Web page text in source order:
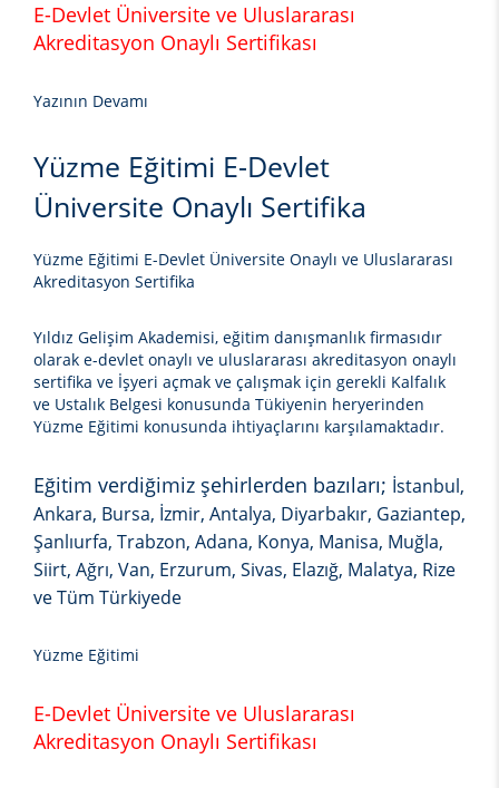
E-Devlet Üniversite ve Uluslararası
Akreditasyon Onaylı Sertifikası
Yazının Devamı
Yüzme Eğitimi E-Devlet
Üniversite Onaylı Sertifika
Yüzme Eğitimi E-Devlet Üniversite Onaylı ve Uluslararası
Akreditasyon Sertifika
Yıldız Gelişim Akademisi, eğitim danışmanlık firmasıdır
olarak e-devlet onaylı ve uluslararası akreditasyon onaylı
sertifika ve İşyeri açmak ve çalışmak için gerekli Kalfalık
ve Ustalık Belgesi konusunda Tükiyenin heryerinden
Yüzme Eğitimi konusunda ihtiyaçlarını karşılamaktadır.
Eğitim verdiğimiz şehirlerden bazıları; İstanbul,
Ankara, Bursa, İzmir, Antalya, Diyarbakır, Gaziantep,
Şanlıurfa, Trabzon, Adana, Konya, Manisa, Muğla,
Siirt, Ağrı, Van, Erzurum, Sivas, Elazığ, Malatya, Rize
ve Tüm Türkiyede
Yüzme Eğitimi
E-Devlet Üniversite ve Uluslararası
Akreditasyon Onaylı Sertifikası